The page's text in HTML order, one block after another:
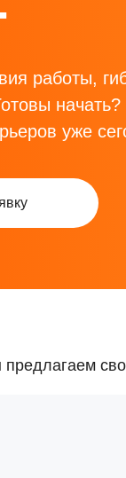
работы,
уже